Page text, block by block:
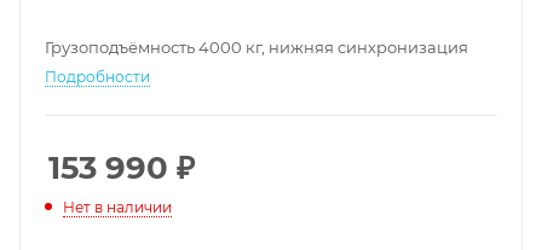
Грузоподъёмность 4000 кг, нижняя синхронизация
Подробности
153 990 ₽
Нет в наличии